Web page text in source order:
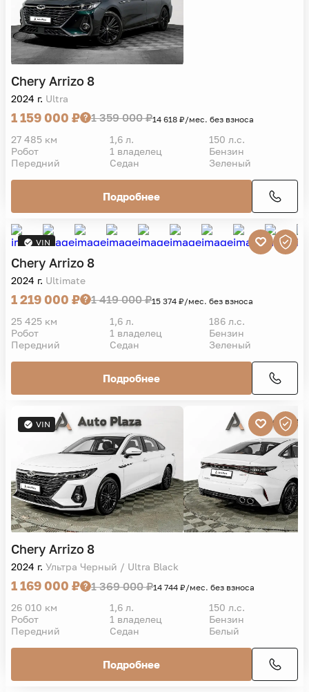
Chery Arrizo 8
2024 г. Ultra
1 159 000 ₽ 1 359 000 ₽14 618 ₽/мес. без взноса
27 485 км 1,6 л.
150 л.с.
Робот
1 владелец
Бензин
Передний
Седан Зеленый
Подробнее
VIN
Chery
25 425 км 1,6 л.
186 л.с.
1 владелец
Седан Зеленый
Подробнее
VIN
Chery
Ультра Черный / Ultra Black